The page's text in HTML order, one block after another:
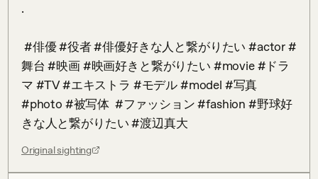
.
舞台 #映画 #映画好きと繋がりたい #movie #ドラ
マ #TV #エキストラ #モデル #model #写真
#photo #被写体  #ファッション #fashion #野球好
きな人と繋がりたい #渡辺真大‬
Original sighting